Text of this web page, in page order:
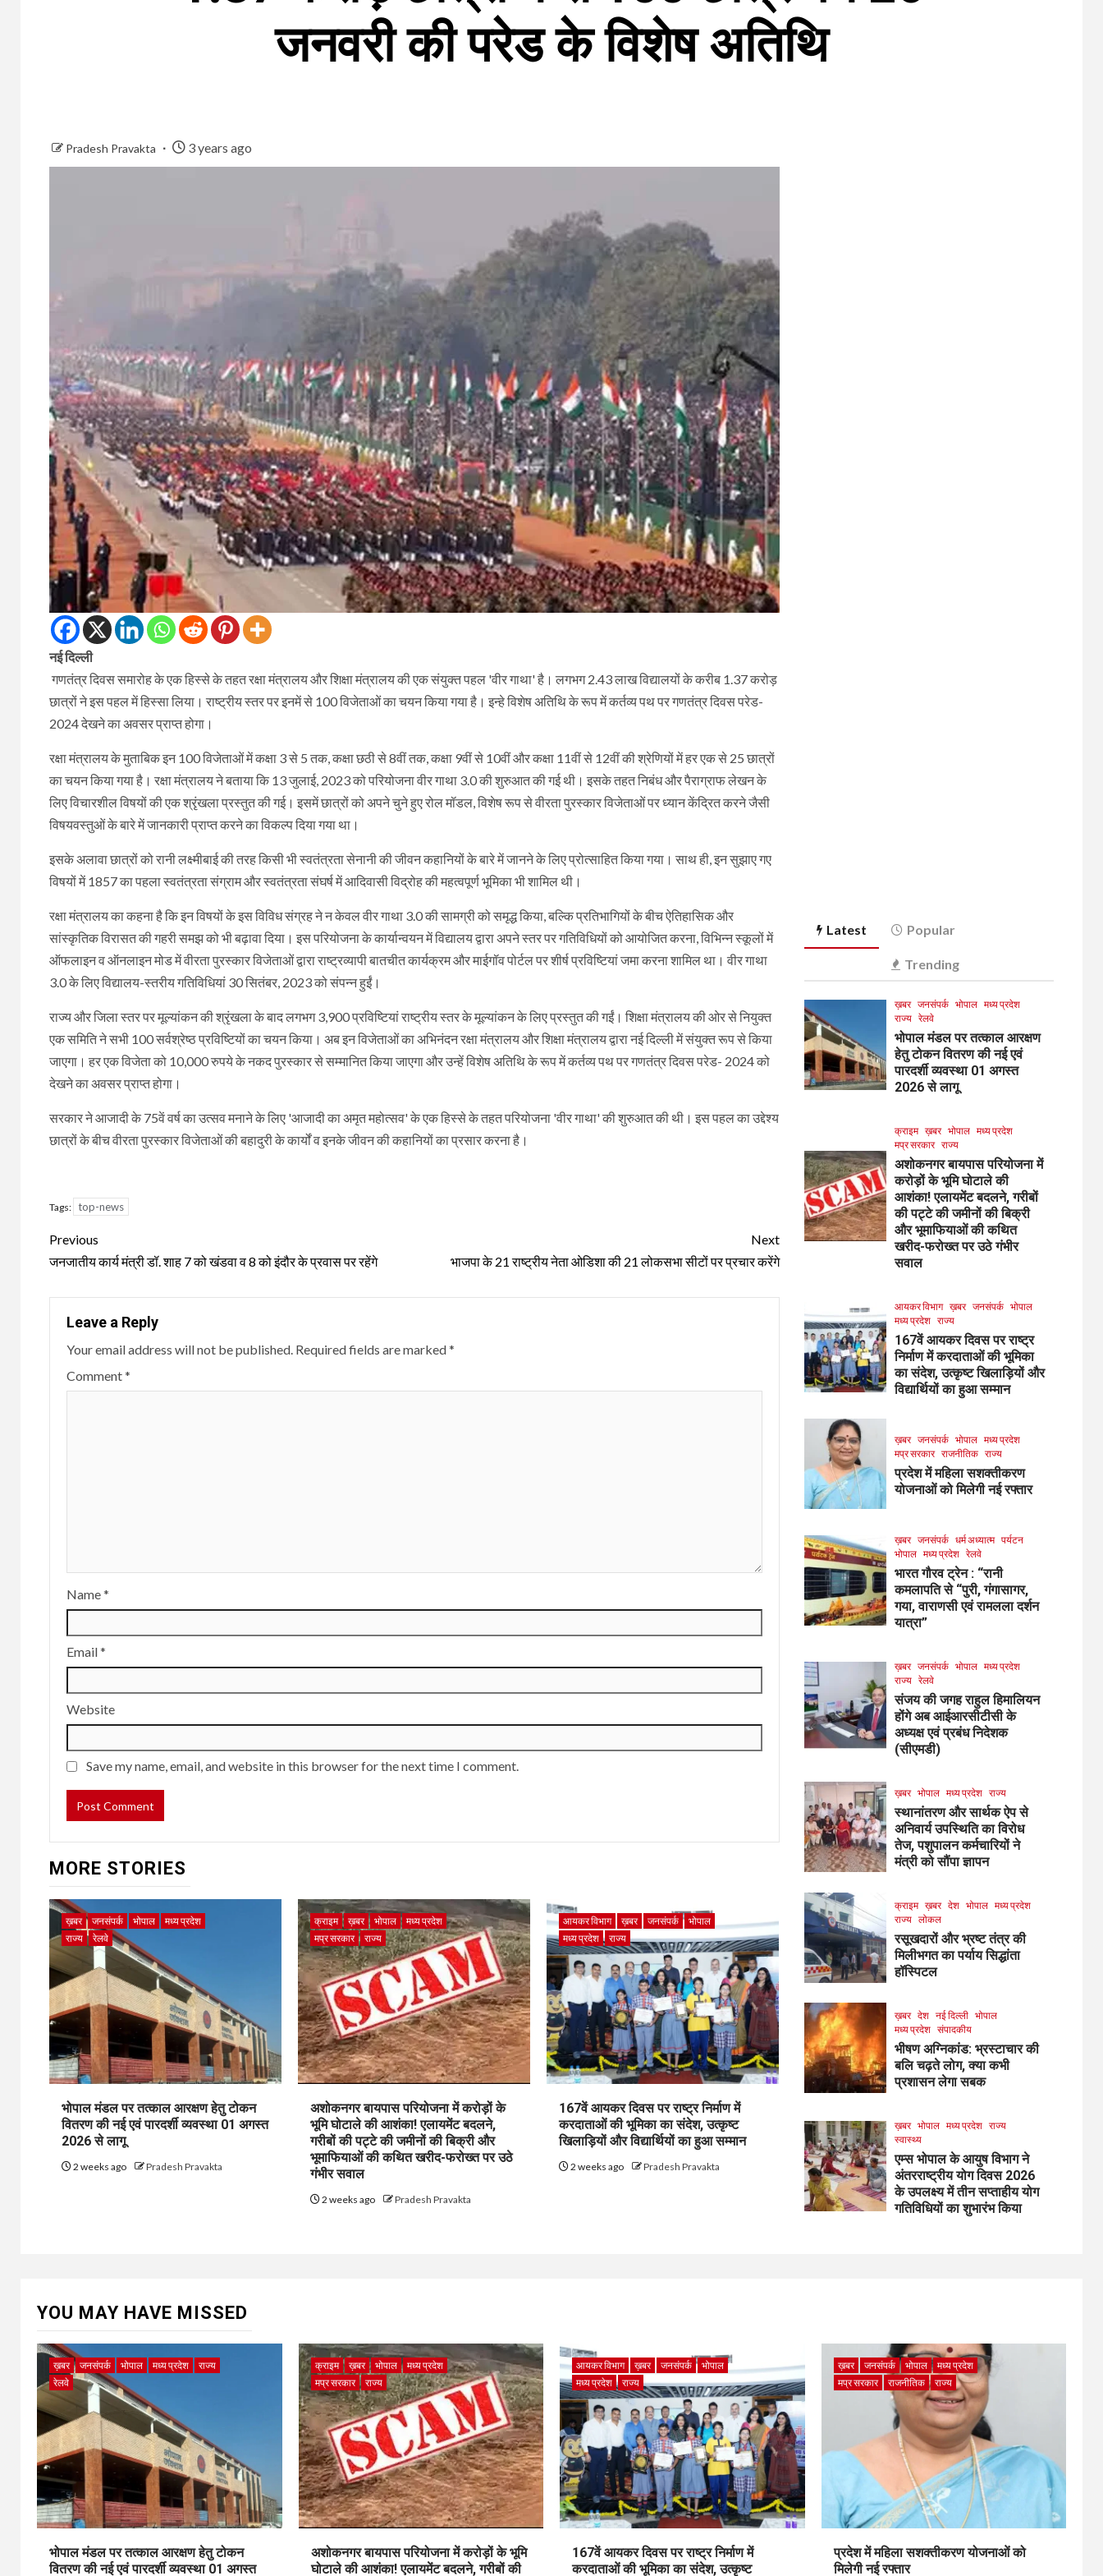
जनवरी की परेड के विशेष अतिथि
Pradesh Pravakta 3 years ago
नई दिल्ली
गणतंत्र दिवस समारोह के एक हिस्से के तहत रक्षा मंत्रालय और शिक्षा मंत्रालय की एक संयुक्त पहल 'वीर गाथा' है। लगभग 2.43 लाख विद्यालयों के करीब 1.37 करोड़
छात्रों ने इस पहल में हिस्सा लिया। राष्ट्रीय स्तर पर इनमें से 100 विजेताओं का चयन किया गया है। इन्हे विशेष अतिथि के रूप में कर्तव्य पथ पर गणतंत्र दिवस परेड-
2024 देखने का अवसर प्राप्त होगा।
रक्षा मंत्रालय के मुताबिक इन 100 विजेताओं में कक्षा 3 से 5 तक, कक्षा छठी से 8वीं तक, कक्षा 9वीं से 10वीं और कक्षा 11वीं से 12वीं की श्रेणियों में हर एक से 25 छात्रों
का चयन किया गया है। रक्षा मंत्रालय ने बताया कि 13 जुलाई, 2023 को परियोजना वीर गाथा 3.0 की शुरुआत की गई थी। इसके तहत निबंध और पैराग्राफ लेखन के
लिए विचारशील विषयों की एक श्रृंखला प्रस्तुत की गई। इसमें छात्रों को अपने चुने हुए रोल मॉडल, विशेष रूप से वीरता पुरस्कार विजेताओं पर ध्यान केंद्रित करने जैसी
विषयवस्तुओं के बारे में जानकारी प्राप्त करने का विकल्प दिया गया था।
इसके अलावा छात्रों को रानी लक्ष्मीबाई की तरह किसी भी स्वतंत्रता सेनानी की जीवन कहानियों के बारे में जानने के लिए प्रोत्साहित किया गया। साथ ही, इन सुझाए गए
विषयों में 1857 का पहला स्वतंत्रता संग्राम और स्वतंत्रता संघर्ष में आदिवासी विद्रोह की महत्वपूर्ण भूमिका भी शामिल थी।
रक्षा मंत्रालय का कहना है कि इन विषयों के इस विविध संग्रह ने न केवल वीर गाथा 3.0 की सामग्री को समृद्ध किया, बल्कि प्रतिभागियों के बीच ऐतिहासिक और
सांस्कृतिक विरासत की गहरी समझ को भी बढ़ावा दिया। इस परियोजना के कार्यान्वयन में विद्यालय द्वारा अपने स्तर पर गतिविधियों को आयोजित करना, विभिन्न स्कूलों में
ऑफलाइन व ऑनलाइन मोड में वीरता पुरस्कार विजेताओं द्वारा राष्ट्रव्यापी बातचीत कार्यक्रम और माईगॉव पोर्टल पर शीर्ष प्रविष्टियां जमा करना शामिल था। वीर गाथा
3.0 के लिए विद्यालय-स्तरीय गतिविधियां 30 सितंबर, 2023 को संपन्न हुईं।
राज्य और जिला स्तर पर मूल्यांकन की श्रृंखला के बाद लगभग 3,900 प्रविष्टियां राष्ट्रीय स्तर के मूल्यांकन के लिए प्रस्तुत की गईं। शिक्षा मंत्रालय की ओर से नियुक्त
एक समिति ने सभी 100 सर्वश्रेष्ठ प्रविष्टियों का चयन किया। अब इन विजेताओं का अभिनंदन रक्षा मंत्रालय और शिक्षा मंत्रालय द्वारा नई दिल्ली में संयुक्त रूप से किया
जाएगा। हर एक विजेता को 10,000 रुपये के नकद पुरस्कार से सम्मानित किया जाएगा और उन्हें विशेष अतिथि के रूप में कर्तव्य पथ पर गणतंत्र दिवस परेड- 2024 को
देखने का अवसर प्राप्त होगा।
सरकार ने आजादी के 75वें वर्ष का उत्सव मनाने के लिए 'आजादी का अमृत महोत्सव' के एक हिस्से के तहत परियोजना 'वीर गाथा' की शुरुआत की थी। इस पहल का उद्देश्य
छात्रों के बीच वीरता पुरस्कार विजेताओं की बहादुरी के कार्यों व इनके जीवन की कहानियों का प्रसार करना है।
Tags: top-news
Continue
Reading
Previous
जनजातीय कार्य मंत्री डॉ. शाह 7 को खंडवा व 8 को इंदौर के प्रवास पर रहेंगे
Next
भाजपा के 21 राष्ट्रीय नेता ओडिशा की 21 लोकसभा सीटों पर प्रचार करेंगे
Leave a Reply
Your email address will not be published. Required fields are marked*
Comment*
Name*
Email*
Website
Save my name, email, and website in this browser for the next time I comment.
MORE STORIES
ख़बर जनसंपर्क भोपाल
मध्य प्रदेश
राज्य
रेलवे
भोपाल मंडल पर तत्काल आरक्षण हेतु टोकन
वितरण की नई एवं पारदर्शी व्यवस्था 01 अगस्त
2026 से लागू
2 weeks ago Pradesh Pravakta
क्राइम ख़बर भोपाल
मध्य प्रदेश
मप्र सरकार
राज्य
अशोकनगर बायपास परियोजना में करोड़ों के
भूमि घोटाले की आशंका! एलायमेंट बदलने,
गरीबों की पट्टे की जमीनों की बिक्री और
भूमाफियाओं की कथित खरीद-फरोख्त पर उठे
गंभीर सवाल
2 weeks ago Pradesh Pravakta
आयकर विभाग ख़बर जनसंपर्क
भोपाल
मध्य प्रदेश
राज्य
167वें आयकर दिवस पर राष्ट्र निर्माण में
करदाताओं की भूमिका का संदेश, उत्कृष्ट
खिलाड़ियों और विद्यार्थियों का हुआ सम्मान
2 weeks ago Pradesh Pravakta
Latest Popular
Trending
ख़बर जनसंपर्क भोपाल मध्य प्रदेश
राज्य रेलवे
भोपाल मंडल पर तत्काल आरक्षण
हेतु टोकन वितरण की नई एवं
पारदर्शी व्यवस्था 01 अगस्त
2026 से लागू
क्राइम ख़बर भोपाल मध्य प्रदेश
मप्र सरकार राज्य
अशोकनगर बायपास परियोजना में
करोड़ों के भूमि घोटाले की
आशंका! एलायमेंट बदलने, गरीबों
की पट्टे की जमीनों की बिक्री
और भूमाफियाओं की कथित
खरीद-फरोख्त पर उठे गंभीर
सवाल
आयकर विभाग ख़बर जनसंपर्क भोपाल
मध्य प्रदेश राज्य
167वें आयकर दिवस पर राष्ट्र
निर्माण में करदाताओं की भूमिका
का संदेश, उत्कृष्ट खिलाड़ियों और
विद्यार्थियों का हुआ सम्मान
ख़बर जनसंपर्क भोपाल मध्य प्रदेश
मप्र सरकार राजनीतिक राज्य
प्रदेश में महिला सशक्तीकरण
योजनाओं को मिलेगी नई रफ्तार
ख़बर जनसंपर्क धर्म अध्यात्म पर्यटन
भोपाल मध्य प्रदेश रेलवे
भारत गौरव ट्रेन : “रानी
कमलापति से “पुरी, गंगासागर,
गया, वाराणसी एवं रामलला दर्शन
यात्रा”
ख़बर जनसंपर्क भोपाल मध्य प्रदेश
राज्य रेलवे
संजय की जगह राहुल हिमालियन
होंगे अब आईआरसीटीसी के
अध्यक्ष एवं प्रबंध निदेशक
(सीएमडी)
ख़बर भोपाल मध्य प्रदेश राज्य
स्थानांतरण और सार्थक ऐप से
अनिवार्य उपस्थिति का विरोध
तेज, पशुपालन कर्मचारियों ने
मंत्री को सौंपा ज्ञापन
क्राइम ख़बर देश भोपाल मध्य प्रदेश
राज्य लोकल
रसूखदारों और भ्रष्ट तंत्र की
मिलीभगत का पर्याय सिद्धांता
हॉस्पिटल
ख़बर देश नई दिल्ली भोपाल
मध्य प्रदेश संपादकीय
भीषण अग्निकांड: भ्रस्टाचार की
बलि चढ़ते लोग, क्या कभी
प्रशासन लेगा सबक
ख़बर भोपाल मध्य प्रदेश राज्य
स्वास्थ्य
एम्स भोपाल के आयुष विभाग ने
अंतरराष्ट्रीय योग दिवस 2026
के उपलक्ष्य में तीन सप्ताहीय योग
गतिविधियों का शुभारंभ किया
YOU MAY HAVE MISSED
ख़बर जनसंपर्क भोपाल मध्य प्रदेश
राज्य
रेलवे
भोपाल मंडल पर तत्काल आरक्षण हेतु टोकन
वितरण की नई एवं पारदर्शी व्यवस्था 01 अगस्त
क्राइम ख़बर भोपाल
मध्य प्रदेश
मप्र सरकार
राज्य
अशोकनगर बायपास परियोजना में करोड़ों के भूमि
घोटाले की आशंका! एलायमेंट बदलने, गरीबों की
आयकर विभाग ख़बर जनसंपर्क
भोपाल
मध्य प्रदेश
राज्य
167वें आयकर दिवस पर राष्ट्र निर्माण में
करदाताओं की भूमिका का संदेश, उत्कृष्ट
ख़बर जनसंपर्क भोपाल
मध्य प्रदेश
मप्र सरकार
राजनीतिक राज्य
प्रदेश में महिला सशक्तीकरण योजनाओं को
मिलेगी नई रफ्तार